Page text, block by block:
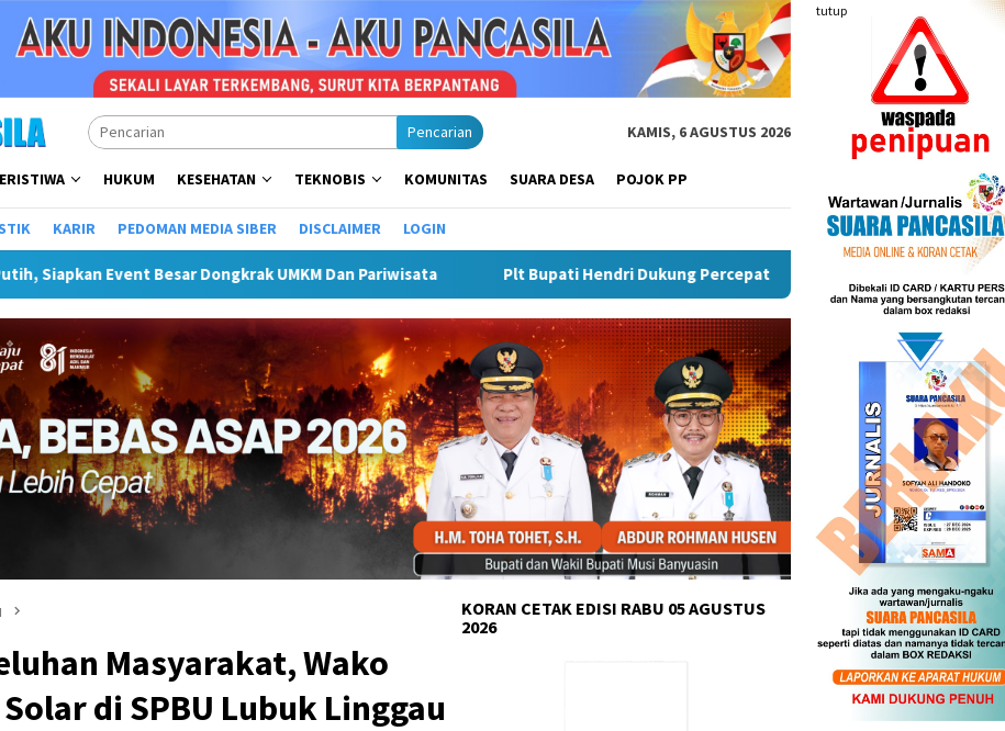
tutup
Pencarian KAMIS, 6 AGUSTUS 2026
HUKUM KESEHATAN TEKNOBIS KOMUNITAS SUARA DESA POJOK PP
KARIR PEDOMAN MEDIA SIBER DISCLAIMER LOGIN
Plt Bupati Hendri Dukung Percepatan Penyaluran DAK Fisik Dan Dana Desa Di Rejang Lebong Plt Bupati Rejang Lebong
Masyarakat, Wako
di SPBU Lubuk Linggau
KORAN CETAK EDISI RABU 05 AGUSTUS
2026